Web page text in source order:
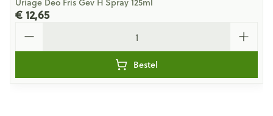
Uriage Deo Fris Gev H Spray 125ml
€ 12,65
Bestel